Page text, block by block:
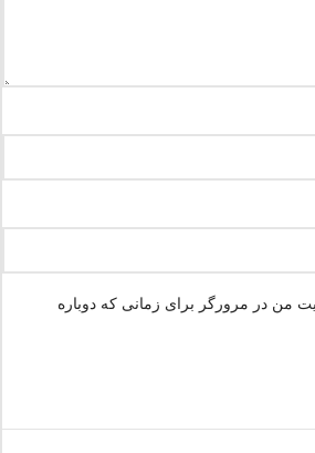
من در مرورگر برای زمانی که دوباره